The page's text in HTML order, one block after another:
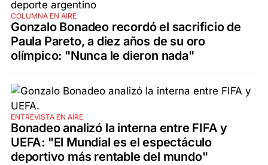
COLUMNA EN AIRE
Gonzalo Bonadeo recordó el sacrificio de
Paula Pareto, a diez años de su oro
olímpico: "Nunca le dieron nada"
ENTREVISTA EN AIRE
Bonadeo analizó la interna entre FIFA y
UEFA: "El Mundial es el espectáculo
deportivo más rentable del mundo"